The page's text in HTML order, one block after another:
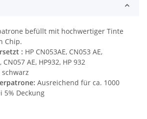
befüllt mit hochwertiger Tinte
Chip.
: HP CN053AE, CN053 AE,
CN057 AE, HP932, HP 932
schwarz
Ausreichend für ca. 1000
5% Deckung